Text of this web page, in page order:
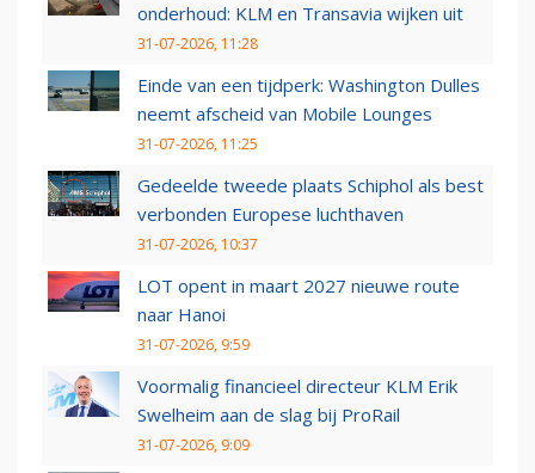
onderhoud: KLM en Transavia wijken uit
31-07-2026, 11:28
Einde van een tijdperk: Washington Dulles
neemt afscheid van Mobile Lounges
31-07-2026, 11:25
Gedeelde tweede plaats Schiphol als best
verbonden Europese luchthaven
31-07-2026, 10:37
LOT opent in maart 2027 nieuwe route
naar Hanoi
31-07-2026, 9:59
Voormalig financieel directeur KLM Erik
Swelheim aan de slag bij ProRail
31-07-2026, 9:09